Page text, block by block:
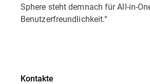
Sphere steht demnach für All-in-
Benutzerfreundlichkeit.“
Kontakte